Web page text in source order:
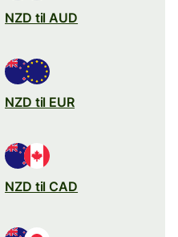
NZD til AUD
NZD til EUR
NZD til CAD